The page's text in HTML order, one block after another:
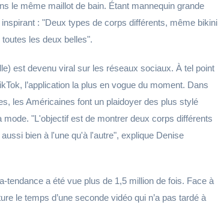
le même maillot de bain. Étant mannequin grande
: "Deux types de corps différents, même bikini
les deux belles".
est devenu viral sur les réseaux sociaux. À tel point
l’application la plus en vogue du moment. Dans
les Américaines font un plaidoyer des plus stylé
"L'objectif est de montrer deux corps différents
bien à l'une qu'à l'autre", explique Denise
tendance a été vue plus de 1,5 million de fois. Face à
le temps d’une seconde vidéo qui n’a pas tardé à